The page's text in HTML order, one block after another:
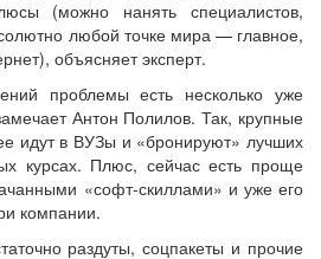
(можно нанять специалистов,
любой точке мира — главное,
объясняет эксперт.
проблемы есть несколько уже
Антон Полилов. Так, крупные
идут в ВУЗы и «бронируют» лучших
курсах. Плюс, сейчас есть проще
«софт-скиллами» и уже его
компании.
раздуты, соцпакеты и прочие